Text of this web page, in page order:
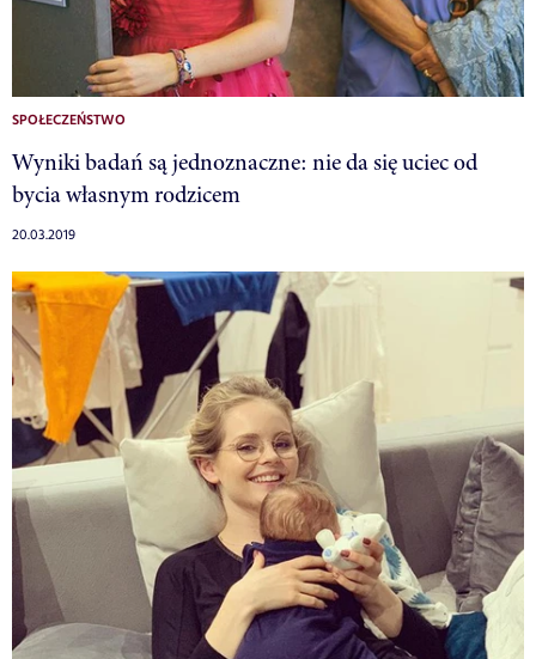
SPOŁECZEŃSTWO
Wyniki badań są jednoznaczne: nie da się uciec od
bycia własnym rodzicem
20.03.2019